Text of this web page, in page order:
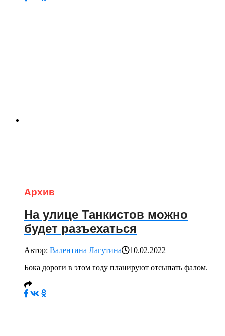
Архив
На улице Танкистов можно
будет разъехаться
Автор: Валентина Лагутина
10.02.2022
Бока дороги в этом году планируют отсыпать фалом.